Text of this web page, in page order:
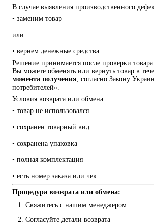
В случае выявления производственного
• заменим товар
или
• вернем денежные средства
Решение принимается после проверки товара.
Вы можете обменять или вернуть товар в
момента получения, согласно Закону
потребителей».
Условия возврата или обмена:
• товар не использовался
• сохранен товарный вид
• сохранена упаковка
• полная комплектация
• есть номер заказа или чек
Процедура возврата или обмена:
Свяжитесь с нашим менеджером
Согласуйте детали возврата